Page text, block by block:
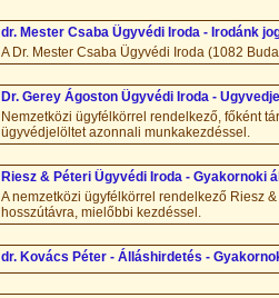
dr. Mester Csaba Ügyvédi Iroda - Irodánk
A Dr. Mester Csaba Ügyvédi Iroda (1082
Dr. Gerey Ágoston Ügyvédi Iroda -
Nemzetközi ügyfélkörrel rendelkező, főként
ügyvédjelöltet azonnali munkakezdéssel.
Riesz & Péteri Ügyvédi Iroda - Gyakornoki
A nemzetközi ügyfélkörrel rendelkező Riesz
hosszútávra, mielőbbi kezdéssel.
dr. Kovács Péter - Álláshirdetés -